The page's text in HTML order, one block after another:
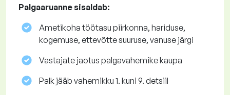
Palgaaruanne sisaldab:
Ametikoha töötasu piirkonna, hariduse,
kogemuse, ettevõtte suuruse, vanuse järgi
Vastajate jaotus palgavahemike kaupa
Palk jääb vahemikku 1. kuni 9. detsiil